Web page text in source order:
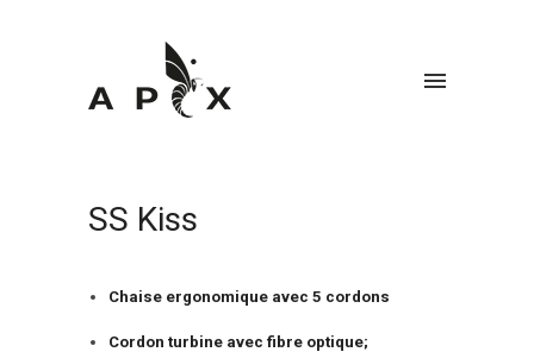
SS Kiss
Chaise ergonomique avec 5 cordons
Cordon turbine avec fibre optique;